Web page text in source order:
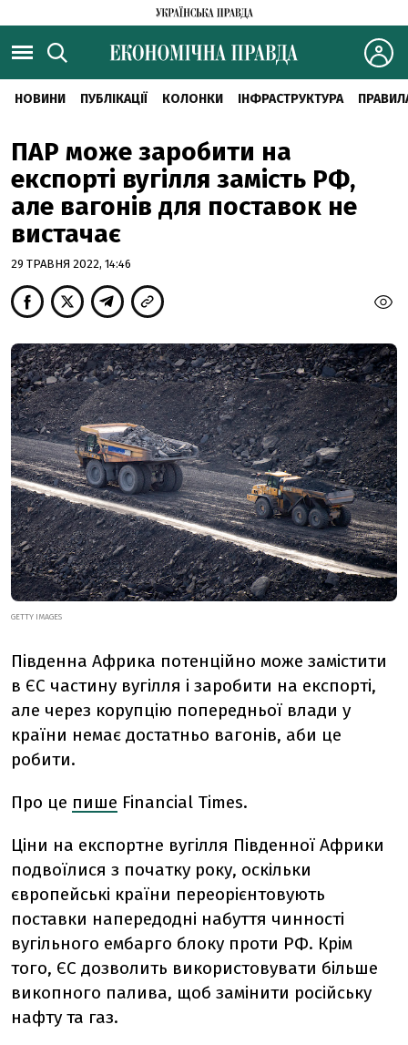
НОВИНИ ПУБЛІКАЦІЇ КОЛОНКИ ІНФРАСТРУКТУРА
ПАР може заробити на
експорті вугілля замість РФ,
але вагонів для поставок не
вистачає
29 ТРАВНЯ 2022, 14:46
GETTY IMAGES
Південна Африка потенційно може замістити
в ЄС частину вугілля і заробити на експорті,
але через корупцію попередньої влади у
країни немає достатньо вагонів, аби це
робити.
Про це пише Financial Times.
Ціни на експортне вугілля Південної Африки
подвоїлися з початку року, оскільки
європейські країни переорієнтовують
поставки напередодні набуття чинності
вугільного ембарго блоку проти РФ. Крім
того, ЄС дозволить використовувати більше
викопного палива, щоб замінити російську
нафту та газ.